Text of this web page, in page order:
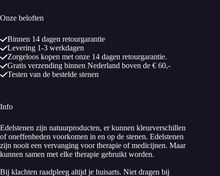
Onze beloften
Binnen 14 dagen retourgarantie
Levering 1-3 werkdagen
Zorgeloos kopen met onze 14 dagen retourgarantie.
Gratis verzending binnen Nederland boven de € 60,-
Testen van de bestelde stenen
Info
Edelstenen zijn natuurproducten, er kunnen kleurverschillen
of oneffenheden voorkomen in en op de stenen. Edelstenen
zijn nooit een vervanging voor therapie of medicijnen. Maar
kunnen samen met elke therapie gebruikt worden.
Bij klachten raadpleeg altijd je huisarts. Niet dragen bij